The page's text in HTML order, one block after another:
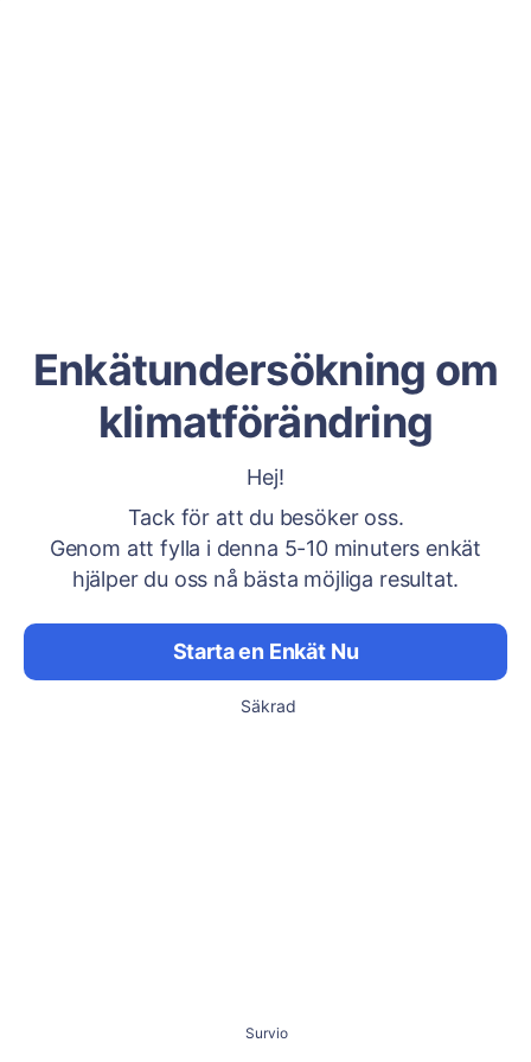
Enkätundersökning om
klimatförändring
Hej!
Tack för att du besöker oss.
Genom att fylla i denna 5-10 minuters enkät
hjälper du oss nå bästa möjliga resultat.
Starta en Enkät Nu
Säkrad
Survio